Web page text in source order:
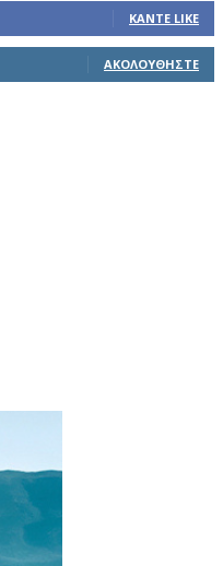
ΚΆΝΤΕ LIKE
ΑΚΟΛΟΥΘΉΣΤΕ